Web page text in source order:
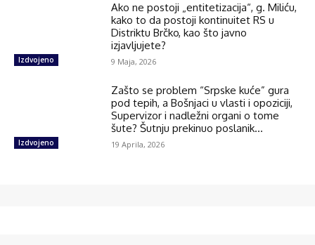
Izdvojeno
Ako ne postoji „entitetizacija“, g. Miliću,
kako to da postoji kontinuitet RS u
Distriktu Brčko, kao što javno
izjavljujete?
9 Maja, 2026
Izdvojeno
Zašto se problem “Srpske kuće” gura
pod tepih, a Bošnjaci u vlasti i opoziciji,
Supervizor i nadležni organi o tome
šute? Šutnju prekinuo poslanik...
19 Aprila, 2026